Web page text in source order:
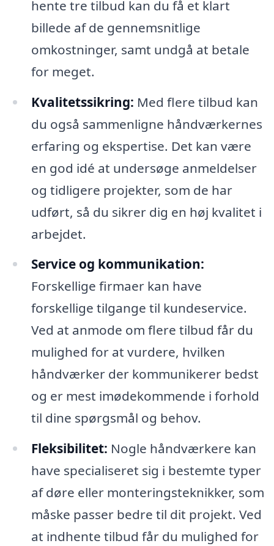
hente tre tilbud kan du få et klart
billede af de gennemsnitlige
omkostninger, samt undgå at betale
for meget.
Kvalitetssikring: Med flere tilbud kan
du også sammenligne håndværkernes
erfaring og ekspertise. Det kan være
en god idé at undersøge anmeldelser
og tidligere projekter, som de har
udført, så du sikrer dig en høj kvalitet i
arbejdet.
Service og kommunikation:
Forskellige firmaer kan have
forskellige tilgange til kundeservice.
Ved at anmode om flere tilbud får du
mulighed for at vurdere, hvilken
håndværker der kommunikerer bedst
og er mest imødekommende i forhold
til dine spørgsmål og behov.
Fleksibilitet: Nogle håndværkere kan
have specialiseret sig i bestemte typer
af døre eller monteringsteknikker, som
måske passer bedre til dit projekt. Ved
at indhente tilbud får du mulighed for